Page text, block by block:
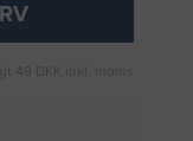
49 DKK inkl. moms